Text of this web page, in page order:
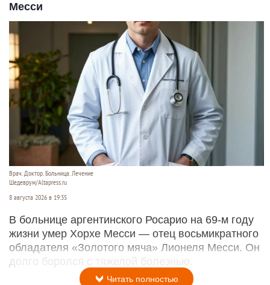
Месси
Врач. Доктор. Больница. Лечение
Шедеврум/Altapress.ru
8 августа 2026 в 19:35
В больнице аргентинского Росарио на 69-м году
жизни умер Хорхе Месси — отец восьмикратного
обладателя «Золотого мяча» Лионеля Месси. Он
долго боролся с тяжелой болезнью.
Читать полностью